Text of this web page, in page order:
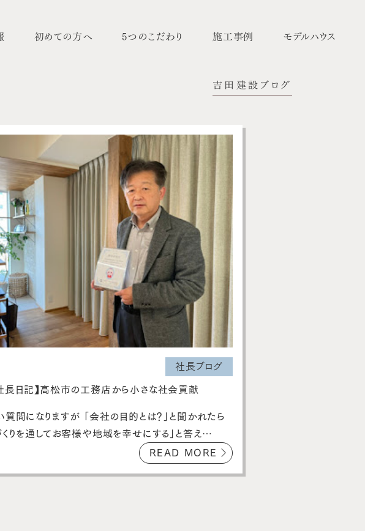
初めての方へ 5つのこだわり 施工事例 モデルハウス
吉田建設ブログ
社長ブログ
長日記】高松市の工務店から小さな社会貢献
質問になりますが 「会社の目的とは？」と聞かれたら
くりを通してお客様や地域を幸せにする」と答え…
READ MORE